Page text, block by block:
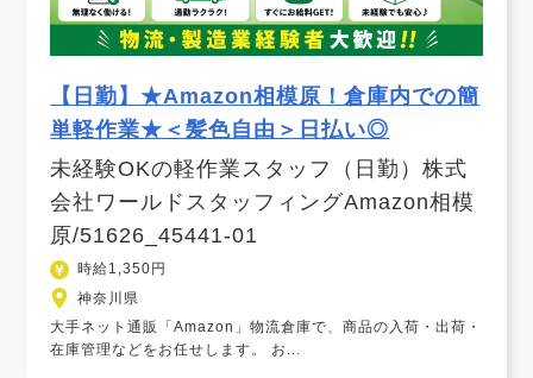
【日勤】★Amazon相模原！倉庫内での簡
単軽作業★＜髪色自由＞日払い◎
未経験OKの軽作業スタッフ（日勤）株式
会社ワールドスタッフィングAmazon相模
原/51626_45441-01
時給1,350円
神奈川県
大手ネット通販「Amazon」物流倉庫で、商品の入荷・出荷・
在庫管理などをお任せします。 お...